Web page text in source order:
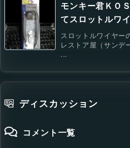
モンキー君ＫＯ
てスロットルワ
スロットルワイヤー
レストア屋（サンデ
...
ディスカッション
コメント一覧